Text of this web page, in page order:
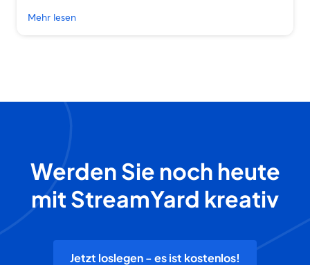
Mehr lesen
Werden Sie noch heute
mit StreamYard kreativ
Jetzt loslegen - es ist kostenlos!